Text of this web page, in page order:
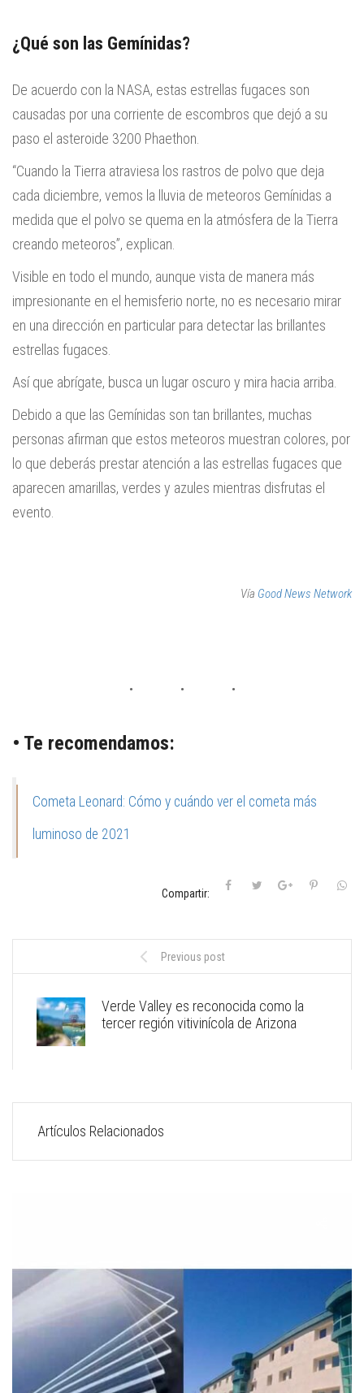
¿Qué son las Gemínidas?
De acuerdo con la NASA, estas estrellas fugaces son
causadas por una corriente de escombros que dejó a su
paso el asteroide 3200 Phaethon.
“Cuando la Tierra atraviesa los rastros de polvo que deja
cada diciembre, vemos la lluvia de meteoros Gemínidas a
medida que el polvo se quema en la atmósfera de la Tierra
creando meteoros”, explican.
Visible en todo el mundo, aunque vista de manera más
impresionante en el hemisferio norte, no es necesario mirar
en una dirección en particular para detectar las brillantes
estrellas fugaces.
Así que abrígate, busca un lugar oscuro y mira hacia arriba.
Debido a que las Gemínidas son tan brillantes, muchas
personas afirman que estos meteoros muestran colores, por
lo que deberás prestar atención a las estrellas fugaces que
aparecen amarillas, verdes y azules mientras disfrutas el
evento.
Vía Good News Network
• Te recomendamos:
Cometa Leonard: Cómo y cuándo ver el cometa más
luminoso de 2021
Compartir:
Previous post
Verde Valley es reconocida como la
tercer región vitivinícola de Arizona
Artículos Relacionados